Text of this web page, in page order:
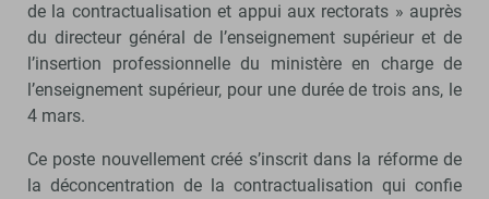
de la contractualisation et appui aux rectorats » auprès
du directeur général de l’enseignement supérieur et de
l’insertion professionnelle du ministère en charge de
l’enseignement supérieur, pour une durée de trois ans, le
4 mars.
Ce poste nouvellement créé s’inscrit dans la réforme de
la déconcentration de la contractualisation qui confie